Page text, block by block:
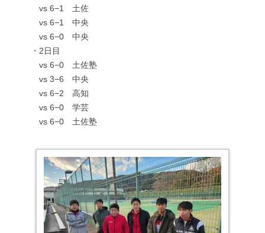
vs 6−1 土佐
vs 6−1 中央
vs 6−0 中央
・2日目
vs 6−0 土佐塾
vs 3−6 中央
vs 6−2 高知
vs 6−0 学芸
vs 6−0 土佐塾